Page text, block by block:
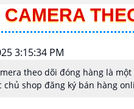
CAMERA
3:15:34 PM
theo dõi đóng hàng là
chủ shop đăng ký bán hàng